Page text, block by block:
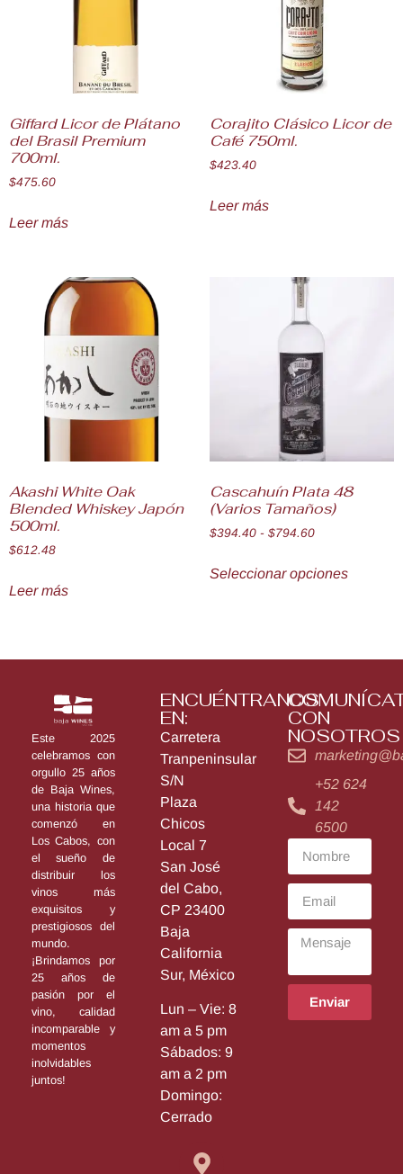
Giffard Licor de Plátano
del Brasil Premium
700ml.
$475.60
Leer más
Corajito Clásico Licor de
Café 750ml.
$423.40
Leer más
Akashi White Oak
Blended Whiskey Japón
500ml.
$612.48
Leer más
Cascahuín Plata 48
(Varios Tamaños)
$394.40 - $794.60
Seleccionar opciones
Este 2025
celebramos con
orgullo 25 años
de Baja Wines,
una historia que
comenzó en
Los Cabos, con
el sueño de
distribuir los
vinos más
exquisitos y
prestigiosos del
mundo.
¡Brindamos por
25 años de
pasión por el
vino, calidad
incomparable y
momentos
inolvidables
juntos!
ENCUÉNTRANOS
EN:
Carretera
Tranpeninsular
S/N
Plaza
Chicos
Local 7
San José
del Cabo,
CP 23400
Baja
California
Sur, México
Lun – Vie: 8
am a 5 pm
Sábados: 9
am a 2 pm
Domingo:
Cerrado
CON
NOSOTROS
+52 624
142
6500
Enviar